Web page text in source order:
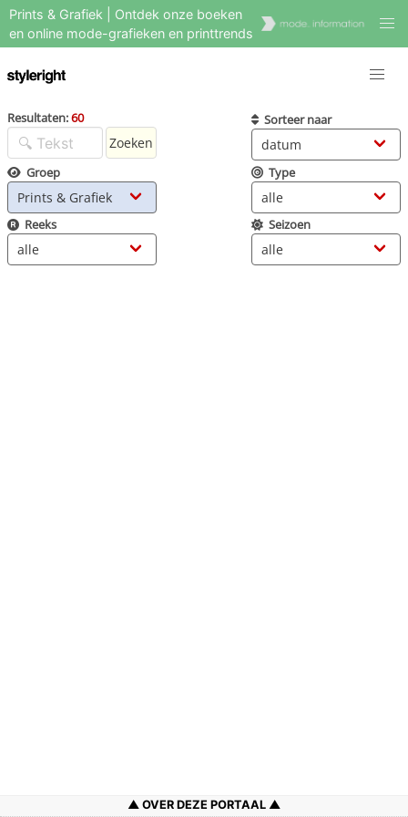
Prints & Grafiek | Ontdek onze boeken
en online mode-grafieken en printtrends
Resultaten:60
Zoeken
Sorteer naar
Groep Type
Reeks Seizoen
OVER DEZE PORTAAL